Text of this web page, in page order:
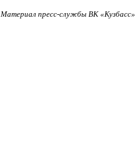
Материал пресс-службы ВК «Кузбасс»